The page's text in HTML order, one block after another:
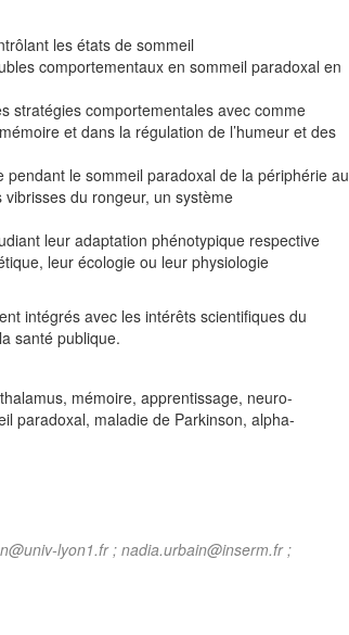
les états de sommeil
comportementaux en sommeil paradoxal en
stratégies comportementales avec comme
et dans la régulation de l’humeur et des
pendant le sommeil paradoxal de la périphérie au
du rongeur, un système
leur adaptation phénotypique respective
leur écologie ou leur physiologie
intégrés avec les intérêts scientifiques du
santé publique.
mémoire, apprentissage, neuro-
paradoxal, maladie de Parkinson, alpha-
lyon1.fr ; nadia.urbain@inserm.fr ;